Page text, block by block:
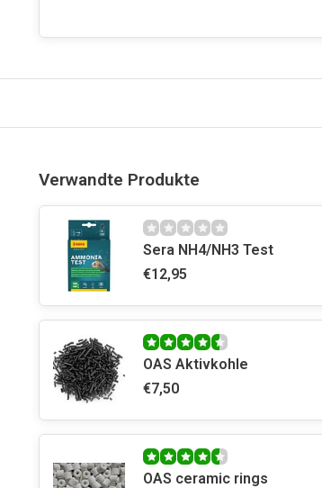
Verwandte Produkte
Sera NH4/NH3 Test
€12,95
OAS Aktivkohle
€7,50
OAS ceramic rings